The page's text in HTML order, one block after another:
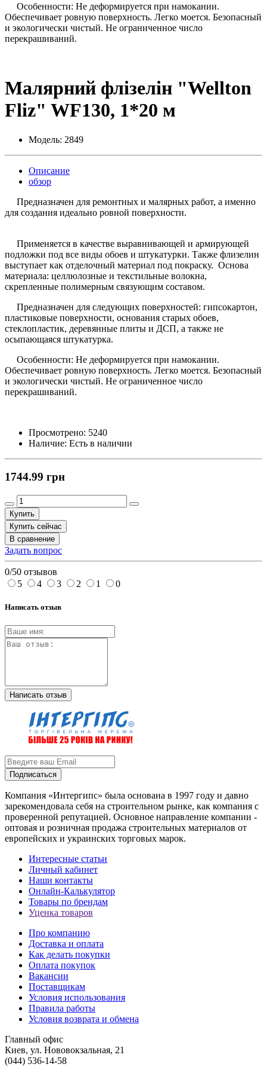
Особенности: Не деформируется при намокании.
Обеспечивает ровную поверхность. Легко моется. Безопасный
и экологически чистый. Не ограниченное число
перекрашиваний.
Малярний флізелін "Wellton
Fliz" WF130, 1*20 м
Модель: 2849
Описание
обзор
Предназначен для ремонтных и малярных работ, а именно
для создания идеально ровной поверхности.
Применяется в качестве выравнивающей и армирующей
подложки под все виды обоев и штукатурки. Также флизелин
выступает как отделочный материал под покраску. Основа
материала: целлюлозные и текстильные волокна,
скрепленные полимерным связующим составом.
Предназначен для следующих поверхностей: гипсокартон,
пластиковые поверхности, основания старых обоев,
стеклопластик, деревянные плиты и ДСП, а также не
осыпающаяся штукатурка.
Особенности: Не деформируется при намокании.
Обеспечивает ровную поверхность. Легко моется. Безопасный
и экологически чистый. Не ограниченное число
перекрашиваний.
Просмотрено: 5240
Наличие: Есть в наличии
1744.99 грн
Купить
Купить сейчас
В сравнение
Задать вопрос
0/50 отзывов
5
4 3 2 1 0
Написать отзыв
Написать отзыв
Подписаться
Компания «Интергипс» была основана в 1997 году и давно
зарекомендовала себя на строительном рынке, как компания с
проверенной репутацией. Основное направление компании -
оптовая и розничная продажа строительных материалов от
европейских и украинских торговых марок.
Интересные статьи
Личный кабинет
Наши контакты
Онлайн-Калькулятор
Товары по брендам
Уценка товаров
Про компанию
Доставка и оплата
Как делать покупки
Оплата покупок
Вакансии
Поставщикам
Условия использования
Правила работы
Условия возврата и обмена
Главный офис
Киев, ул. Нововокзальная, 21
(044) 536-14-58